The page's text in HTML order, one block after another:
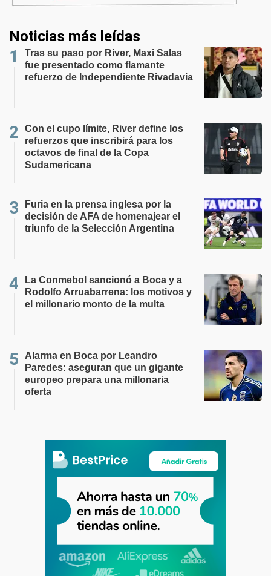
Noticias más leídas
Tras su paso por River, Maxi Salas
fue presentado como flamante
refuerzo de Independiente Rivadavia
Con el cupo límite, River define los
refuerzos que inscribirá para los
octavos de final de la Copa
Sudamericana
Furia en la prensa inglesa por la
decisión de AFA de homenajear el
triunfo de la Selección Argentina
La Conmebol sancionó a Boca y a
Rodolfo Arruabarrena: los motivos y
el millonario monto de la multa
Alarma en Boca por Leandro
Paredes: aseguran que un gigante
europeo prepara una millonaria
oferta